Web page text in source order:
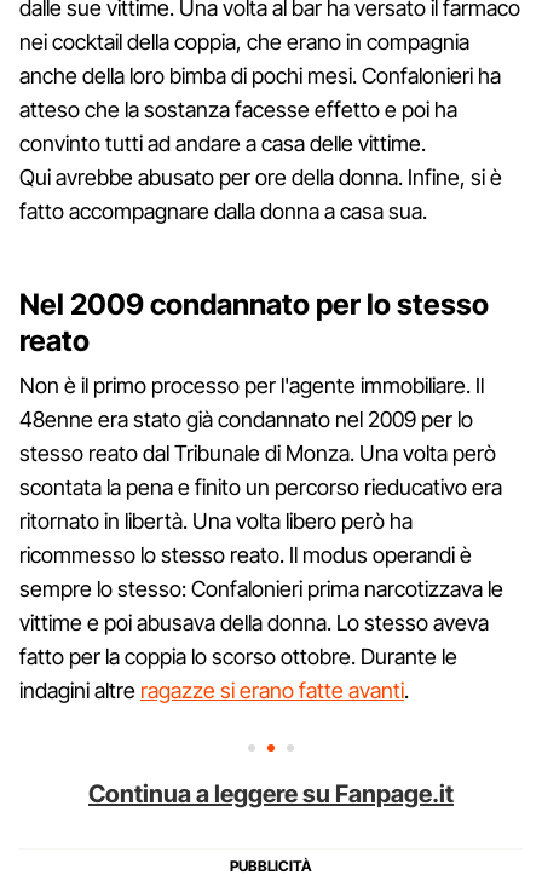
dalle sue vittime. Una volta al bar ha versato il farmaco
nei cocktail della coppia, che erano in compagnia
anche della loro bimba di pochi mesi. Confalonieri ha
atteso che la sostanza facesse effetto e poi ha
convinto tutti ad andare a casa delle vittime.
Qui avrebbe abusato per ore della donna. Infine, si è
fatto accompagnare dalla donna a casa sua.
Nel 2009 condannato per lo stesso
reato
Non è il primo processo per l'agente immobiliare. Il
48enne era stato già condannato nel 2009 per lo
stesso reato dal Tribunale di Monza. Una volta però
scontata la pena e finito un percorso rieducativo era
ritornato in libertà. Una volta libero però ha
ricommesso lo stesso reato. Il modus operandi è
sempre lo stesso: Confalonieri prima narcotizzava le
vittime e poi abusava della donna. Lo stesso aveva
fatto per la coppia lo scorso ottobre. Durante le
indagini altre ragazze si erano fatte avanti.
Continua a leggere su Fanpage.it